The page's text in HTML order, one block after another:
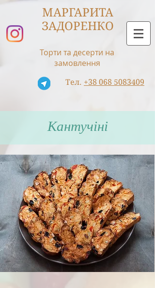
МАРГАРИТА
ЗАДОРЕНКО
Торти та десерти на
замовлення
Тел. +38 068 5083409
Кантучіні